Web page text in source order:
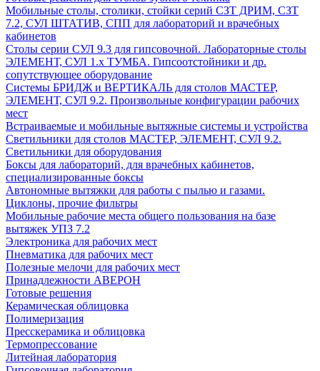
Мобильные столы, столики, стойки серий СЗТ ДРИМ, СЗТ
7.2, СУЛ ШТАТИВ, СПП для лабораторий и врачебных
кабинетов
Столы серии СУЛ 9.3 для гипсовочной. Лабораторные столы
ЭЛЕМЕНТ, СУЛ 1.х ТУМБА. Гипсоотстойники и др.
сопутствующее оборудование
Системы БРИДЖ и ВЕРТИКАЛЬ для столов МАСТЕР,
ЭЛЕМЕНТ, СУЛ 9.2. Произвольные конфигурации рабочих
мест
Встраиваемые и мобильные вытяжные системы и устройства
Светильники для столов МАСТЕР, ЭЛЕМЕНТ, СУЛ 9.2.
Светильники для оборудования
Боксы для лабораторий, для врачебных кабинетов,
специализированные боксы
Автономные вытяжки для работы с пылью и газами.
Циклоны, прочие фильтры
Мобильные рабочие места общего пользования на базе
вытяжек УПЗ 7.2
Электроника для рабочих мест
Пневматика для рабочих мест
Полезные мелочи для рабочих мест
Принадлежности АВЕРОН
Готовые решения
Керамическая облицовка
Полимеризация
Пресскерамика и облицовка
Термопрессование
Литейная лаборатория